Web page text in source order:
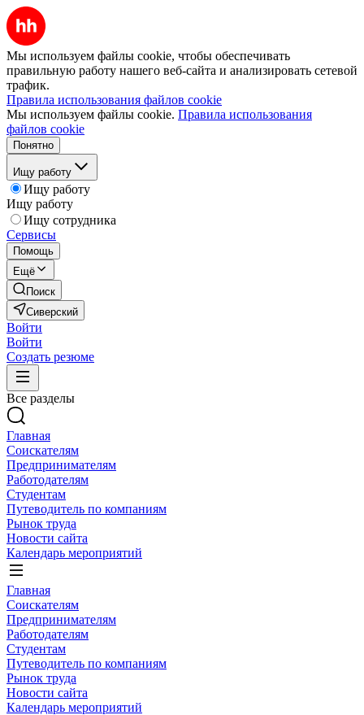
Мы используем файлы cookie, чтобы обеспечивать
правильную работу нашего веб-сайта и анализировать сетевой
трафик.
Правила использования файлов cookie
Мы используем файлы cookie. Правила использования
файлов cookie
Понятно
Ищу работу
Ищу работу
Ищу работу
Ищу сотрудника
Сервисы
Помощь
Ещё
Поиск
Сиверский
Войти
Войти
Создать резюме
Все разделы
Главная
Соискателям
Предпринимателям
Работодателям
Студентам
Путеводитель по компаниям
Рынок труда
Новости сайта
Календарь мероприятий
Главная
Соискателям
Предпринимателям
Работодателям
Студентам
Путеводитель по компаниям
Рынок труда
Новости сайта
Календарь мероприятий